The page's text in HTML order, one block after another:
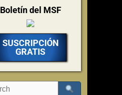
Boletín del MSF
SUSCRIPCIÓN
GRATIS